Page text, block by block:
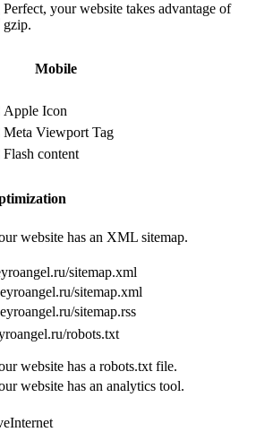
Perfect, your website takes advantage of
gzip.
Mobile
Apple Icon
Meta Viewport Tag
Flash content
website has an XML sitemap.
sitemap.xml
sitemap.xml
sitemap.rss
robots.txt
website has a robots.txt file.
website has an analytics tool.